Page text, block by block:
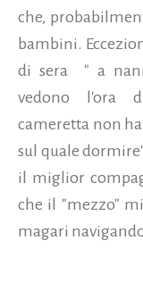
che,
bambini.
di sera " a
vedono l'ora
cameretta non
sul quale
il miglior
che il "mezzo"
magari